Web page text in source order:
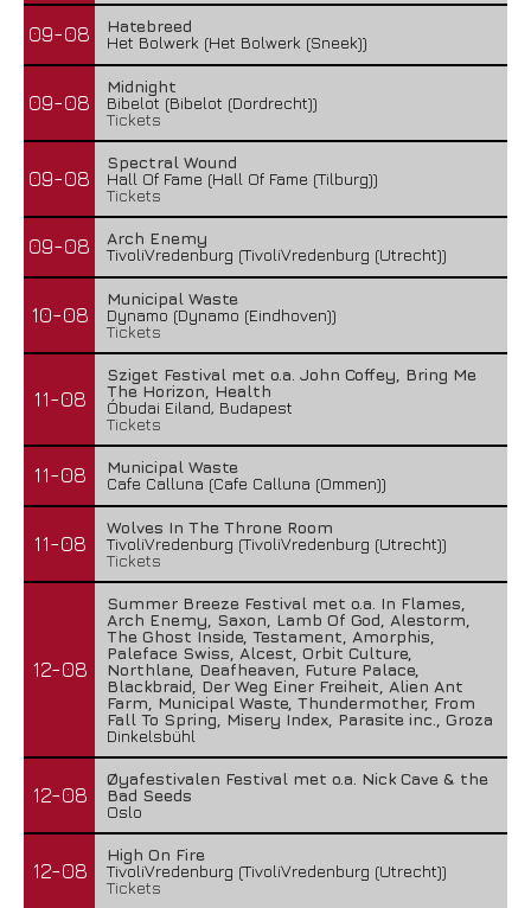
09-08
Hatebreed
Het Bolwerk (Het Bolwerk (Sneek))
09-08
Midnight
Bibelot (Bibelot (Dordrecht))
Tickets
09-08
Spectral Wound
Hall Of Fame (Hall Of Fame (Tilburg))
Tickets
09-08
Arch Enemy
TivoliVredenburg (TivoliVredenburg (Utrecht))
10-08
Municipal Waste
Dynamo (Dynamo (Eindhoven))
Tickets
11-08
Sziget Festival met o.a. John Coffey, Bring Me
The Horizon, Health
Óbudai Eiland, Budapest
Tickets
11-08
Municipal Waste
Cafe Calluna (Cafe Calluna (Ommen))
11-08
Wolves In The Throne Room
TivoliVredenburg (TivoliVredenburg (Utrecht))
Tickets
12-08
Summer Breeze Festival met o.a. In Flames,
Arch Enemy, Saxon, Lamb Of God, Alestorm,
The Ghost Inside, Testament, Amorphis,
Paleface Swiss, Alcest, Orbit Culture,
Northlane, Deafheaven, Future Palace,
Blackbraid, Der Weg Einer Freiheit, Alien Ant
Farm, Municipal Waste, Thundermother, From
Fall To Spring, Misery Index, Parasite inc., Groza
Dinkelsbühl
12-08
Øyafestivalen Festival met o.a. Nick Cave & the
Bad Seeds
Oslo
12-08
High On Fire
TivoliVredenburg (TivoliVredenburg (Utrecht))
Tickets